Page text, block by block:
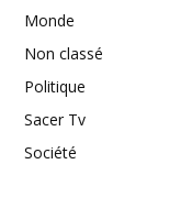
Monde
Non classé
Politique
Sacer Tv
Société